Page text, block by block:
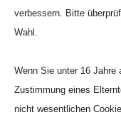
Aufstieg in die
Oster –
E-Jugend
Starke E-Jugend
verbessern. Bitte
Wahl.
Wenn Sie unter 16
Zustimmung eines
nicht wesentlichen